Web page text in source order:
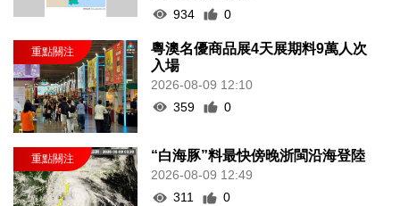
934
0
粵澳名優商品展4天展期料9萬人次
入場
2026-08-09 12:10
359
0
“白海豚”料最快傍晚浙閩沿海登陸
2026-08-09 12:49
311
0